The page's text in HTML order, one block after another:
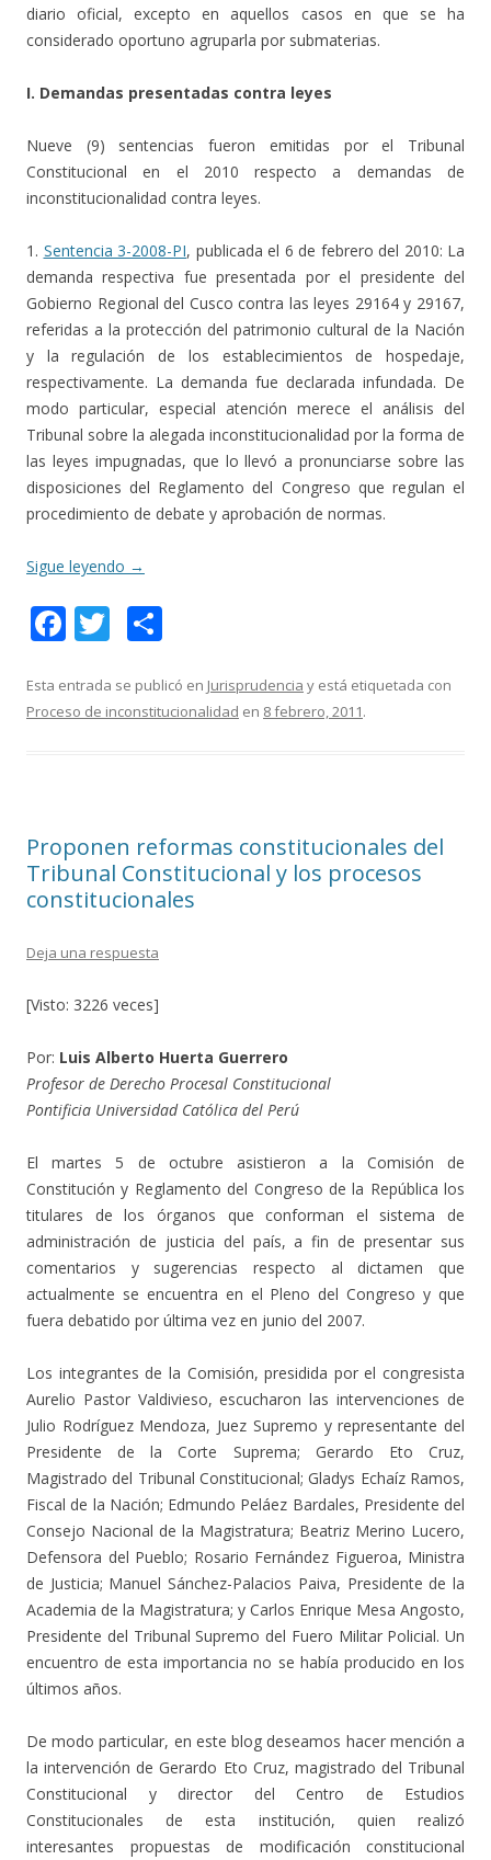
diario oficial, excepto en aquellos casos en que se ha
considerado oportuno agruparla por submaterias.
I. Demandas presentadas contra leyes
Nueve (9) sentencias fueron emitidas por el Tribunal
Constitucional en el 2010 respecto a demandas de
inconstitucionalidad contra leyes.
1. Sentencia 3-2008-PI, publicada el 6 de febrero del 2010: La
demanda respectiva fue presentada por el presidente del
Gobierno Regional del Cusco contra las leyes 29164 y 29167,
referidas a la protección del patrimonio cultural de la Nación
y la regulación de los establecimientos de hospedaje,
respectivamente. La demanda fue declarada infundada. De
modo particular, especial atención merece el análisis del
Tribunal sobre la alegada inconstitucionalidad por la forma de
las leyes impugnadas, que lo llevó a pronunciarse sobre las
disposiciones del Reglamento del Congreso que regulan el
procedimiento de debate y aprobación de normas.
Sigue leyendo →
F
e
b
k
T
itt
er
m
p
r
Esta entrada se publicó en Jurisprudencia y está etiquetada con
Proceso de inconstitucionalidad en 8 febrero, 2011.
Proponen reformas constitucionales del
Tribunal Constitucional y los procesos
constitucionales
Deja una respuesta
[Visto: 3226 veces]
Por: Luis Alberto Huerta Guerrero
Profesor de Derecho Procesal Constitucional
Pontificia Universidad Católica del Perú
El martes 5 de octubre asistieron a la Comisión de
Constitución y Reglamento del Congreso de la República los
titulares de los órganos que conforman el sistema de
administración de justicia del país, a fin de presentar sus
comentarios y sugerencias respecto al dictamen que
actualmente se encuentra en el Pleno del Congreso y que
fuera debatido por última vez en junio del 2007.
Los integrantes de la Comisión, presidida por el congresista
Aurelio Pastor Valdivieso, escucharon las intervenciones de
Julio Rodríguez Mendoza, Juez Supremo y representante del
Presidente de la Corte Suprema; Gerardo Eto Cruz,
Magistrado del Tribunal Constitucional; Gladys Echaíz Ramos,
Fiscal de la Nación; Edmundo Peláez Bardales, Presidente del
Consejo Nacional de la Magistratura; Beatriz Merino Lucero,
Defensora del Pueblo; Rosario Fernández Figueroa, Ministra
de Justicia; Manuel Sánchez-Palacios Paiva, Presidente de la
Academia de la Magistratura; y Carlos Enrique Mesa Angosto,
Presidente del Tribunal Supremo del Fuero Militar Policial. Un
encuentro de esta importancia no se había producido en los
últimos años.
De modo particular, en este blog deseamos hacer mención a
la intervención de Gerardo Eto Cruz, magistrado del Tribunal
Constitucional y director del Centro de Estudios
Constitucionales de esta institución, quien realizó
interesantes propuestas de modificación constitucional